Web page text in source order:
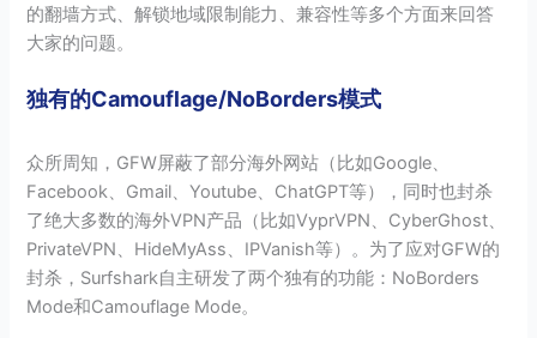
的翻墙方式、解锁地域限制能力、兼容性等多个方面来回答
大家的问题。
独有的Camouflage/NoBorders模式
众所周知，GFW屏蔽了部分海外网站（比如Google、
Facebook、Gmail、Youtube、ChatGPT等），同时也封杀
了绝大多数的海外VPN产品（比如VyprVPN、CyberGhost、
PrivateVPN、HideMyAss、IPVanish等）。为了应对GFW的
封杀，Surfshark自主研发了两个独有的功能：NoBorders
Mode和Camouflage Mode。